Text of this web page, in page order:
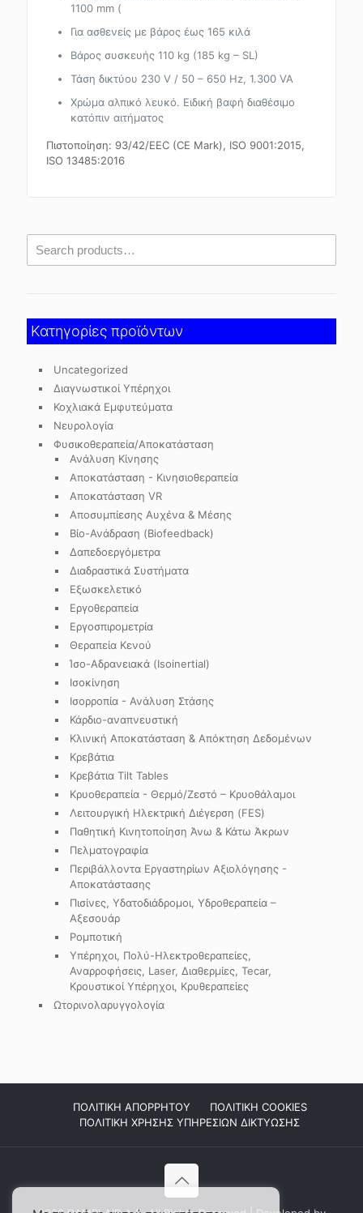
1100 mm (
Για ασθενείς με βάρος έως 165 κιλά
Βάρος συσκευής 110 kg (185 kg – SL)
Τάση δικτύου 230 V / 50 – 650 Hz, 1.300 VA
Χρώμα αλπικό λευκό. Ειδική βαφή διαθέσιμο
κατόπιν αιτήματος
Πιστοποίηση: 93/42/EEC (CE Mark), ISO 9001:2015,
ISO 13485:2016
Κατηγορίες προϊόντων
Uncategorized
Διαγνωστικοί Υπέρηχοι
Κοχλιακά Εμφυτεύματα
Νευρολογία
Φυσικοθεραπεία/Αποκατάσταση
Ανάλυση Κίνησης
Αποκατάσταση - Κινησιοθεραπεία
Αποκατάσταση VR
Αποσυμπίεσης Αυχένα & Μέσης
Βίο-Ανάδραση (Biofeedback)
Δαπεδοεργόμετρα
Διαδραστικά Συστήματα
Εξωσκελετικό
Εργοθεραπεία
Εργοσπιρομετρία
Θεραπεία Κενού
Ίσο-Αδρανειακά (Isoinertial)
Ισοκίνηση
Ισορροπία - Ανάλυση Στάσης
Κάρδιο-αναπνευστική
Κλινική Αποκατάσταση & Απόκτηση Δεδομένων
Κρεβάτια
Κρεβάτια Tilt Tables
Κρυοθεραπεία - Θερμό/Ζεστό – Κρυοθάλαμοι
Λειτουργική Ηλεκτρική Διέγερση (FES)
Παθητική Κινητοποίηση Άνω & Κάτω Άκρων
Πελματογραφία
Περιβάλλοντα Εργαστηρίων Αξιολόγησης -
Αποκατάστασης
Πισίνες, Υδατοδιάδρομοι, Υδροθεραπεία –
Αξεσουάρ
Ρομποτική
Υπέρηχοι, Πολύ-Ηλεκτροθεραπείες,
Αναρροφήσεις, Laser, Διαθερμίες, Tecar,
Κρουστικοί Υπέρηχοι, Κρυθεραπείες
Ωτορινολαρυγγολογία
ΠΟΛΙΤΙΚΗ ΑΠΟΡΡΗΤΟΥ
ΠΟΛΙΤΙΚΗ COOKIES
ΠΟΛΙΤΙΚΗ ΧΡΗΣΗΣ ΥΠΗΡΕΣΙΩΝ ΔΙΚΤΥΩΣΗΣ